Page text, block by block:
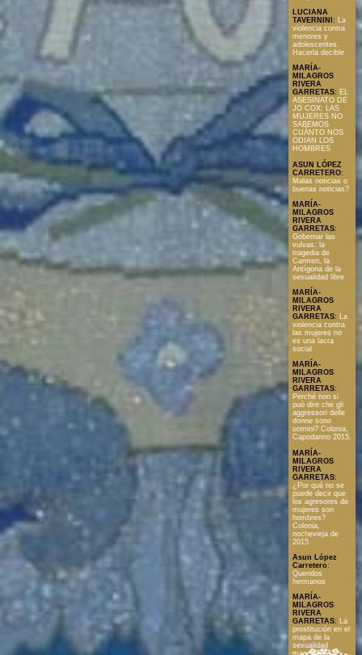
LUCIANA
TAVERNINI :
La
violencia contra
menores y
adolescentes.
Hacerla decible
MARÍA-
MILAGROS
RIVERA
GARRETAS: EL
ASESINATO DE
JO COX: LAS
MUJERES NO
SABEMOS
CUÁNTO NOS
ODIAN LOS
HOMBRES
ASUN LÓPEZ
CARRETERO:
Malas noticias o
buenas noticias?
MARÍA-
MILAGROS
RIVERA
GARRETAS:
Gobernar las
vulvas: la
tragedia de
Carmen, la
Antígona de la
sexualidad libre
MARÍA-
MILAGROS
RIVERA
GARRETAS: La
violencia contra
las mujeres no
es una lacra
social
MARÍA-
MILAGROS
RIVERA
GARRETAS:
Perché non si
può dire che gli
aggressori delle
donne sono
uomini? Colonia,
Capodanno 2015.
MARÍA-
MILAGROS
RIVERA
GARRETAS:
¿Por qué no se
puede decir que
los agresores de
mujeres son
hombres?
Colonia,
nochevieja de
2015
Asun López
Carretero:
Queridos
hermanos
MARÍA-
MILAGROS
RIVERA
GARRETAS: La
prostitución en el
mapa de la
sexualidad